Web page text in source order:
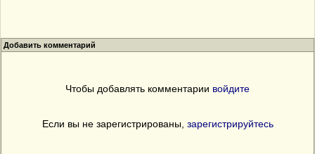
Добавить комментарий
Чтобы добавлять комментарии войдите
Если вы не зарегистрированы, зарегистрируйтесь